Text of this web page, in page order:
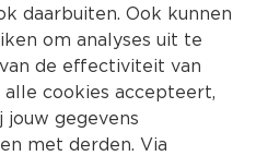
daarbuiten. Ook kunnen
om analyses uit te
de effectiviteit van
cookies accepteert,
jouw gegevens
met derden. Via